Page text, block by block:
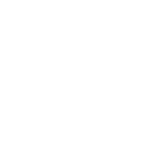
La lluvia
desfile de
boquerón del